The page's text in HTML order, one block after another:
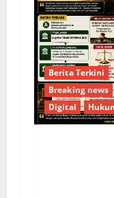
Berita Terkini
Breaking news
Digital